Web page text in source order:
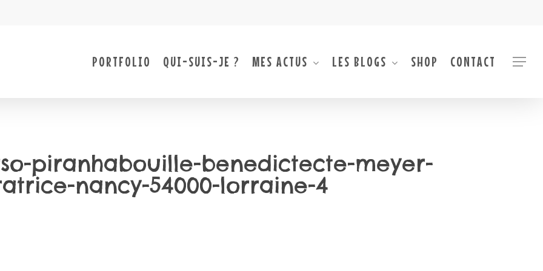
PORTFOLIO QUI-SUIS-JE ? MES ACTUS LES BLOGS SHOP CONTACT Menu
piranhabouille-benedictecte-meyer-
nancy-54000-lorraine-4